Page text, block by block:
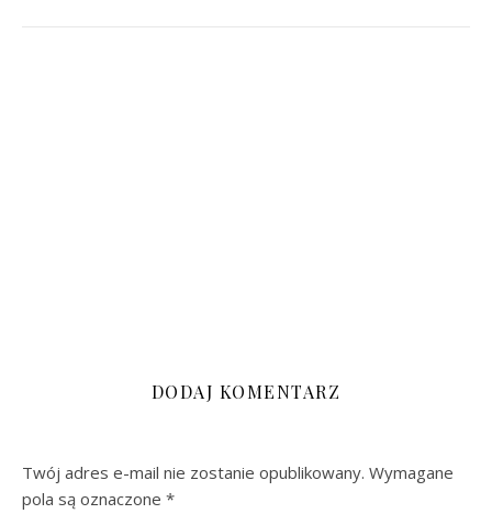
DODAJ KOMENTARZ
Twój adres e-mail nie zostanie opublikowany. Wymagane
pola są oznaczone *